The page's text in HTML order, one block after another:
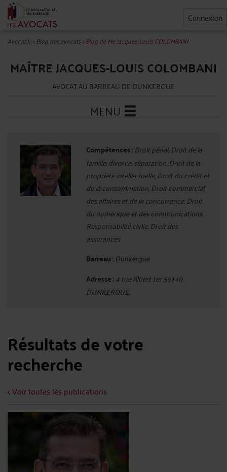
Connexion
Avocat.fr>Blog des avocats>Blog de Me Jacques-Louis COLOMBANI
MAÎTRE JACQUES-LOUIS COLOMBANI
AVOCAT AU BARREAU DE DUNKERQUE
MENU
Compétences : Droit pénal, Droit de la
famille, divorce, séparation, Droit de la
propriété intellectuelle, Droit du crédit et
de la consommation, Droit commercial,
des affaires et de la concurrence, Droit
du numérique et des communications,
Responsabilité civile, Droit des
assurances
Barreau : Dunkerque
Adresse :4 rue Albert 1er 59140
DUNKERQUE
Résultats de votre
recherche
< Voir toutes les publications